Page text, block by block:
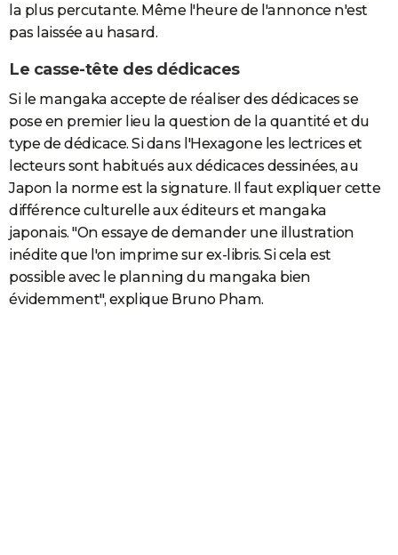
la plus percutante. Même l'heure de l'annonce n'est
pas laissée au hasard.
Le casse-tête des dédicaces
Si le mangaka accepte de réaliser des dédicaces se
pose en premier lieu la question de la quantité et du
type de dédicace. Si dans l'Hexagone les lectrices et
lecteurs sont habitués aux dédicaces dessinées, au
Japon la norme est la signature. Il faut expliquer cette
différence culturelle aux éditeurs et mangaka
japonais. "On essaye de demander une illustration
inédite que l'on imprime sur ex-libris. Si cela est
possible avec le planning du mangaka bien
évidemment", explique Bruno Pham.